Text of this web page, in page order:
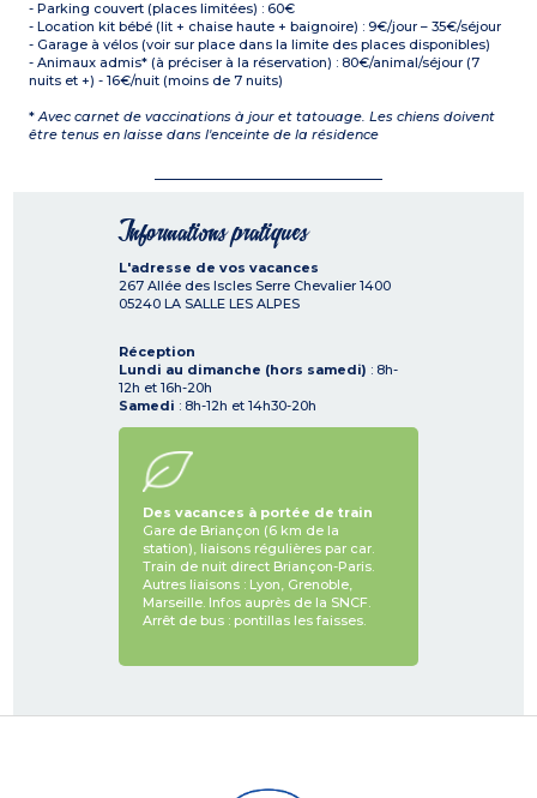
- Parking couvert (places limitées) : 60€
- Location kit bébé (lit + chaise haute + baignoire) : 9€/jour – 35€/séjour
- Garage à vélos (voir sur place dans la limite des places disponibles)
- Animaux admis* (à préciser à la réservation) : 80€/animal/séjour (7
nuits et +) - 16€/nuit (moins de 7 nuits)
*Avec carnet de vaccinations à jour et tatouage. Les chiens doivent
être tenus en laisse dans l'enceinte de la résidence
Informations pratiques
L'adresse de vos vacances
267 Allée des Iscles Serre Chevalier 1400
05240 LA SALLE LES ALPES
Réception
Lundi au dimanche (hors samedi) : 8h-
12h et 16h-20h
Samedi : 8h-12h et 14h30-20h
Des vacances à portée de train
Gare de Briançon (6 km de la
station), liaisons régulières par car.
Train de nuit direct Briançon-Paris.
Autres liaisons : Lyon, Grenoble,
Marseille. Infos auprès de la SNCF.
Arrêt de bus : pontillas les faisses.